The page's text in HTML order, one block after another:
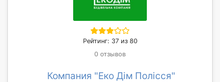
Рейтинг: 37 из 80
0 отзывов
Компания "Еко Дім Полісся"